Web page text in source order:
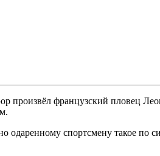
произвёл французский пловец
одаренному спортсмену такое по